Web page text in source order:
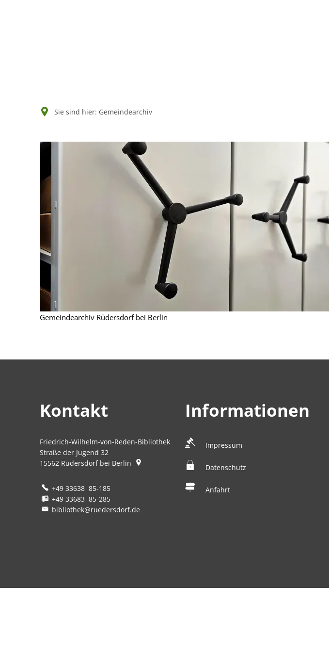
Sie sind hier: Gemeindearchiv
Gemeindearchiv Rüdersdorf bei Berlin
Kontakt
Friedrich-Wilhelm-von-Reden-Bibliothek
Straße der Jugend 32
15562 Rüdersdorf bei Berlin
+49 33638 85-185
+49 33683 85-285
bibliothek@ruedersdorf.de
Informationen
Impressum
Datenschutz
Anfahrt